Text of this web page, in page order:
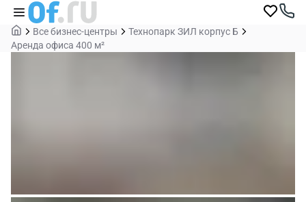
Все бизнес-центры
Технопарк ЗИЛ корпус Б
Аренда офиса 400 м²